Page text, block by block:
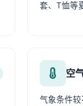
套、T恤等
空
气象条件